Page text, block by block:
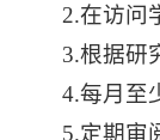
2.在访问
3.根据研
4.每月至
5.定期审